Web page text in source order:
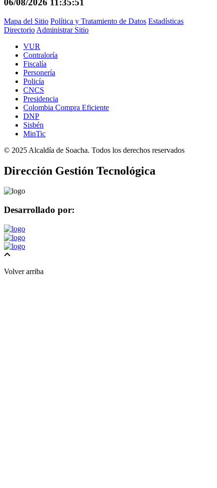
06/08/2026 11:35:51
Mapa del Sitio Política y Tratamiento de Datos Estadísticas
Directorio Administrar Sitio
VUR
Contraloría
Fiscalía
Personería
Policía
CNCS
Presidencia
Colombia Compra Eficiente
DNP
Sisbén
MinTic
© 2025 Alcaldía de Soacha. Todos los derechos reservados
Dirección Gestión Tecnológica
Desarrollado por:
Volver arriba